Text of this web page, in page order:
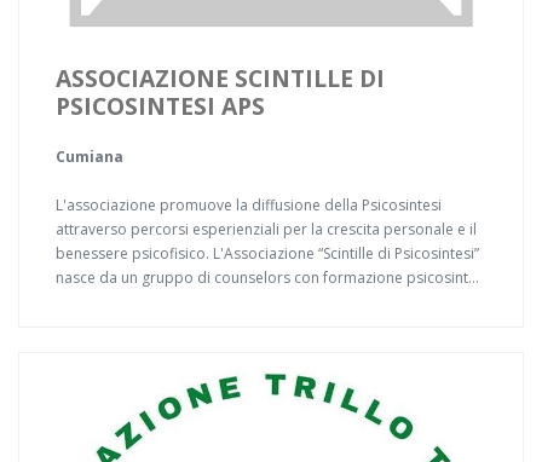
ASSOCIAZIONE SCINTILLE DI
PSICOSINTESI APS
Cumiana
L'associazione promuove la diffusione della Psicosintesi
attraverso percorsi esperienziali per la crescita personale e il
benessere psicofisico. L'Associazione “Scintille di Psicosintesi”
nasce da un gruppo di counselors con formazione psicosint...